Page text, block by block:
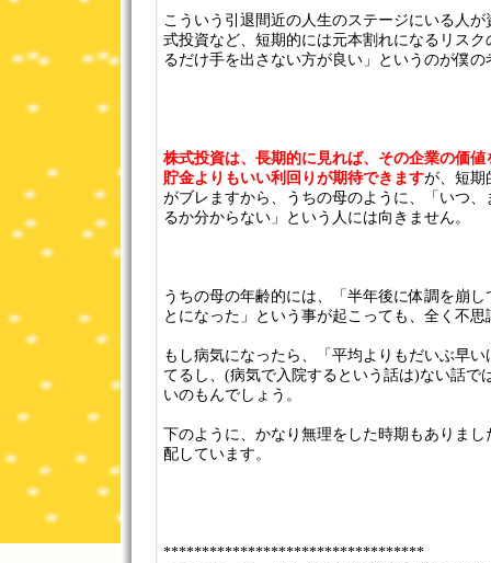
こういう引退間近の人生のステージにいる人
式投資など、短期的には元本割れになるリス
るだけ手を出さない方が良い」というのが僕の
株式投資は、長期的に見れば、その企業の価
貯金よりもいい利回りが期待できますが、短期
がブレますから、うちの母のように、「いつ
るか分からない」という人には向きません。
うちの母の年齢的には、「半年後に体調を崩
とになった」という事が起こっても、全く不
もし病気になったら、「平均よりもだいぶ早
てるし、(病気で入院するという話は)ない話で
いのもんでしょう。
下のように、かなり無理をした時期もありま
配しています。
**********************************